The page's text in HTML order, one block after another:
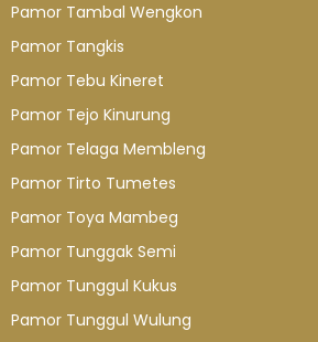
Pamor Tambal Wengkon
Pamor Tangkis
Pamor Tebu Kineret
Pamor Tejo Kinurung
Pamor Telaga Membleng
Pamor Tirto Tumetes
Pamor Toya Mambeg
Pamor Tunggak Semi
Pamor Tunggul Kukus
Pamor Tunggul Wulung